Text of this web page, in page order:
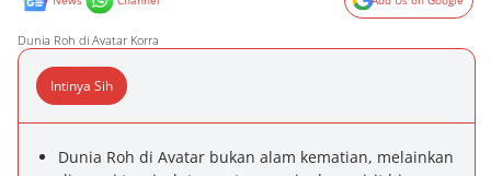
Dunia Roh di Avatar Korra
Intinya Sih
Dunia Roh di Avatar bukan alam kematian, melainkan